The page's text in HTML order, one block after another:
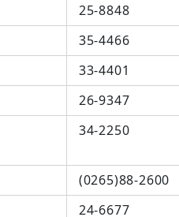
25-8848
35-4466
33-4401
26-9347
34-2250
(0265)88-2600
24-6677